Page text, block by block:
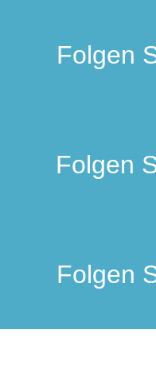
Folgen
Folgen
Folgen